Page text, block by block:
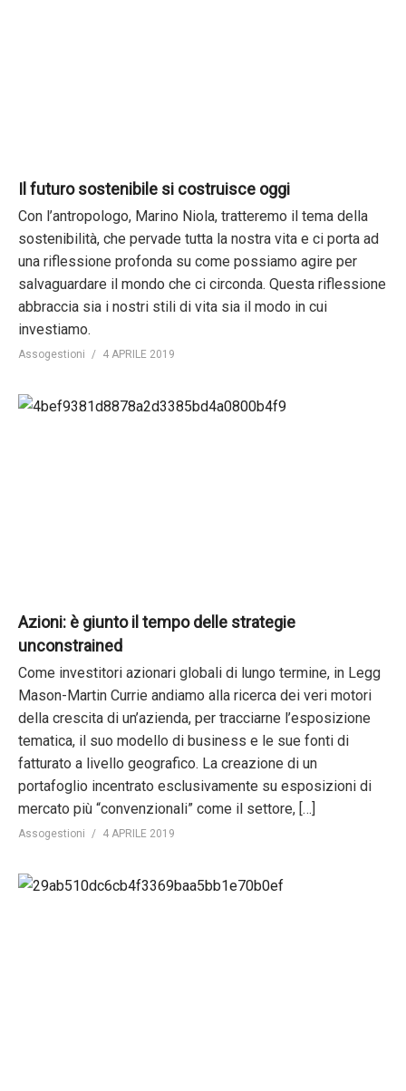
Il futuro sostenibile si costruisce oggi
Con l’antropologo, Marino Niola, tratteremo il tema della
sostenibilità, che pervade tutta la nostra vita e ci porta ad
una riflessione profonda su come possiamo agire per
salvaguardare il mondo che ci circonda. Questa riflessione
abbraccia sia i nostri stili di vita sia il modo in cui
investiamo.
Assogestioni 4 APRILE 2019
Azioni: è giunto il tempo delle strategie
unconstrained
Come investitori azionari globali di lungo termine, in Legg
Mason-Martin Currie andiamo alla ricerca dei veri motori
della crescita di un’azienda, per tracciarne l’esposizione
tematica, il suo modello di business e le sue fonti di
fatturato a livello geografico. La creazione di un
portafoglio incentrato esclusivamente su esposizioni di
mercato più “convenzionali” come il settore, […]
Assogestioni 4 APRILE 2019